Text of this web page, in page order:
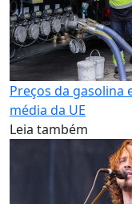
Preços da gasolina
média da UE
Leia também